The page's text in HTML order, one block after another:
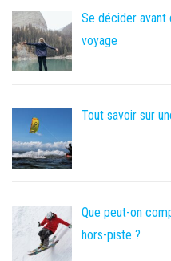
Se décider avant
voyage
Tout savoir sur
Que peut-on
hors-piste ?